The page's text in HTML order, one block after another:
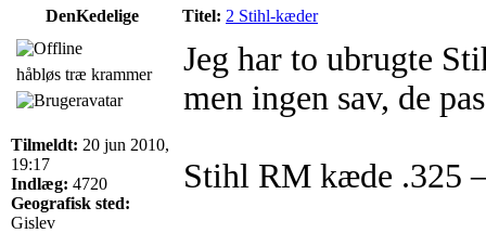
DenKedelige
Titel: 2 Stihl-kæder
håbløs træ krammer
Tilmeldt: 20 jun 2010,
19:17
Indlæg: 4720
Geografisk sted:
Gislev
Jeg har to ubrugte
men ingen sav, de
Stihl RM kæde .325